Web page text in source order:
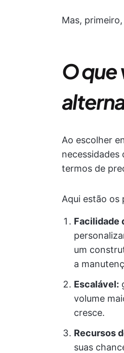
Mas,
O que
Ao escolher
necessidades
termos de
Aqui estão os
Facilidade
um
a
Escalável:
volume
cresce.
Recursos
suas